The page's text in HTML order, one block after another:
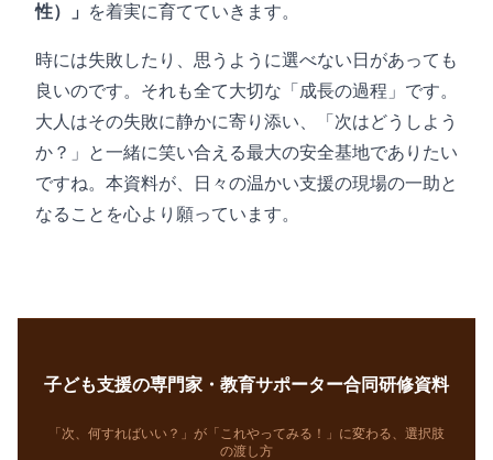
性）」
を着実に育てていきます。
時には失敗したり、思うように選べない日があっても
良いのです。それも全て大切な「成長の過程」です。
大人はその失敗に静かに寄り添い、「次はどうしよう
か？」と一緒に笑い合える最大の安全基地でありたい
ですね。本資料が、日々の温かい支援の現場の一助と
なることを心より願っています。
子ども支援の専門家・教育サポーター合同研修資料
「次、何すればいい？」が「これやってみる！」に変わる、選択肢
の渡し方